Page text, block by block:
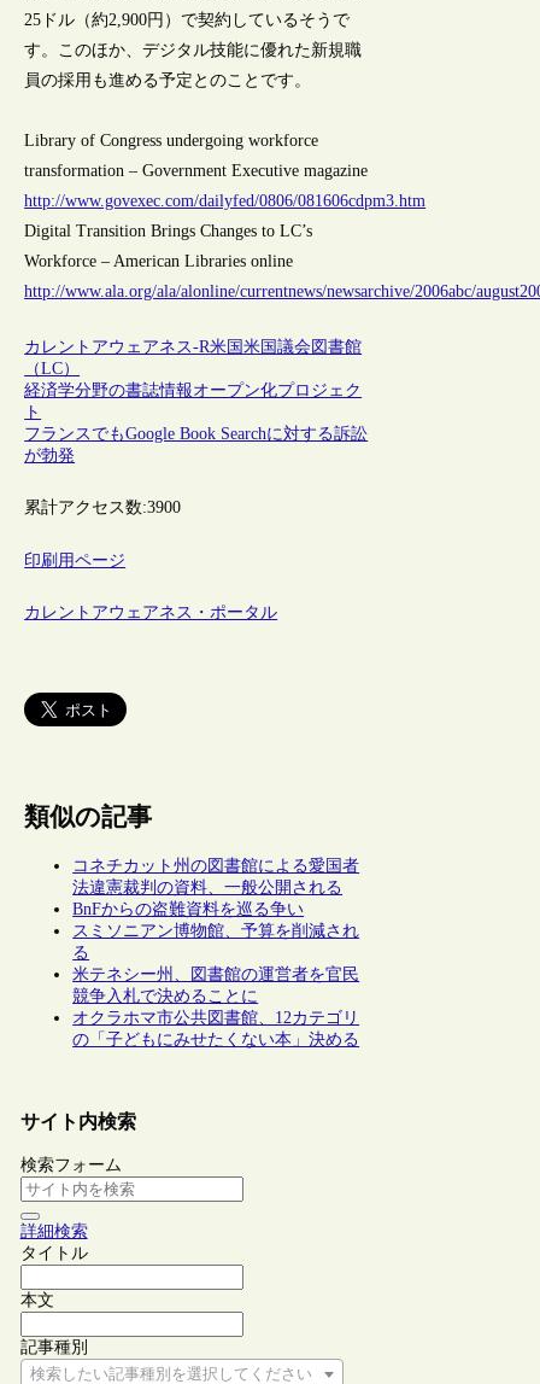
25ドル（約2,900円）で契約しているそうで
す。このほか、デジタル技能に優れた新規職
員の採用も進める予定とのことです。
Library of Congress undergoing workforce
transformation – Government Executive magazine
http://www.govexec.com/dailyfed/0806/081606cdpm3.htm
Digital Transition Brings Changes to LC’s
Workforce – American Libraries online
http://www.ala.org/ala/alonline/currentnews/newsarchive/2006abc/
カレントアウェアネス-R米国米国議会図書館
（LC）
経済学分野の書誌情報オープン化プロジェク
ト
フランスでもGoogle Book Searchに対する訴訟
が勃発
累計アクセス数:3900
印刷用ページ
カレントアウェアネス・ポータル
類似の記事
コネチカット州の図書館による愛国者
法違憲裁判の資料、一般公開される
BnFからの盗難資料を巡る争い
スミソニアン博物館、予算を削減され
る
米テネシー州、図書館の運営者を官民
競争入札で決めることに
オクラホマ市公共図書館、12カテゴリ
の「子どもにみせたくない本」決める
サイト内検索
検索フォーム
詳細検索
タイトル
本文
記事種別
検索したい記事種別を選択してください